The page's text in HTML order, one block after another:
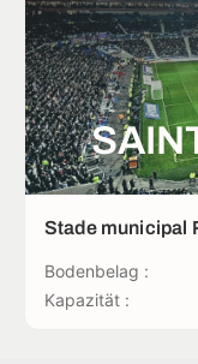
Stade municipal
Bodenbelag :
Kapazität :